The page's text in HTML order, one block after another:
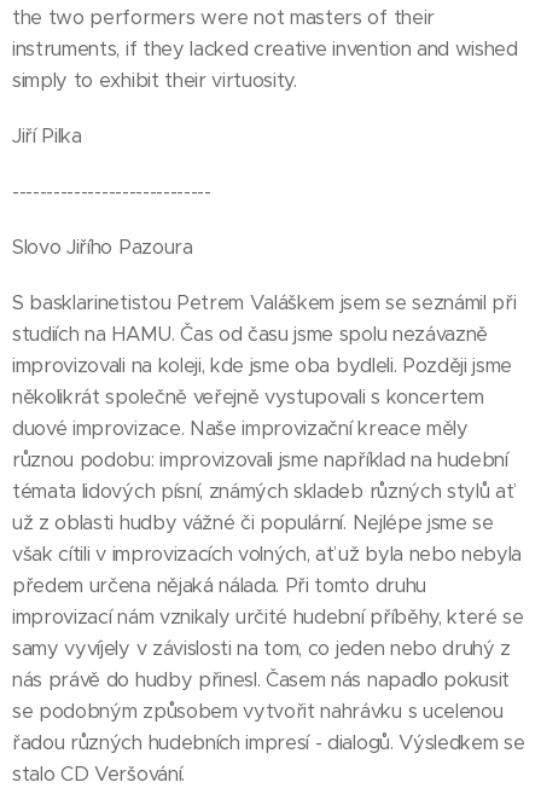
the two performers were not masters of their
instruments, if they lacked creative invention and wished
simply to exhibit their virtuosity.
Jiří Pilka
-----------------------------
Slovo Jiřího Pazoura
S basklarinetistou Petrem Valáškem jsem se seznámil při
studiích na HAMU. Čas od času jsme spolu nezávazně
improvizovali na koleji, kde jsme oba bydleli. Později jsme
několikrát společně veřejně vystupovali s koncertem
duové improvizace. Naše improvizační kreace měly
různou podobu: improvizovali jsme například na hudební
témata lidových písní, známých skladeb různých stylů ať
už z oblasti hudby vážné či populární. Nejlépe jsme se
však cítili v improvizacích volných, ať už byla nebo nebyla
předem určena nějaká nálada. Při tomto druhu
improvizací nám vznikaly určité hudební příběhy, které se
samy vyvíjely v závislosti na tom, co jeden nebo druhý z
nás právě do hudby přinesl. Časem nás napadlo pokusit
se podobným způsobem vytvořit nahrávku s ucelenou
řadou různých hudebních impresí - dialogů. Výsledkem se
stalo CD Veršování.